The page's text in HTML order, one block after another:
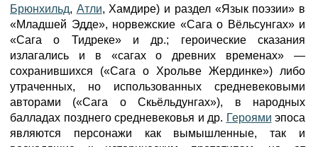
Брюнхильд, Атли, Хамдире) и раздел «Язык поэзии» в
«Младшей Эдде», норвежские «Сага о Вёльсунгах» и
«Сага о Тидреке» и др.; героические сказания
излагались и в «сагах о древних временах» —
сохранившихся («Сага о Хрольве Жердинке») либо
утраченных, но использованных средневековыми
авторами («Сага о Скьёльдунгах»), в народных
балладах позднего средневековья и др. Героями эпоса
являются персонажи как вымышленные, так и